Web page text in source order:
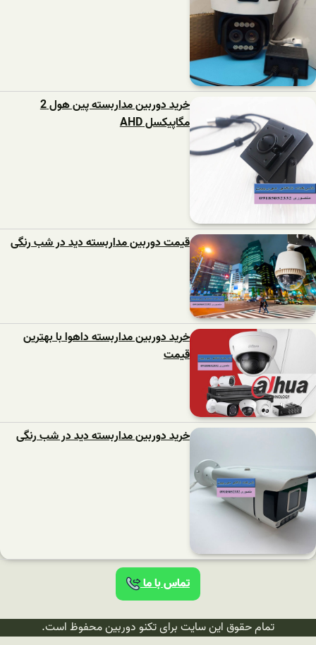
خرید دوربین مداربسته پین هول 2
مگاپیکسل AHD
قیمت دوربین مداربسته دید در شب رنگی
خرید دوربین مداربسته داهوا با بهترین
قیمت
خرید دوربین مداربسته دید در شب رنگی
تماس با ما
تمام حقوق این سایت برای تکنو دوربین محفوظ است.